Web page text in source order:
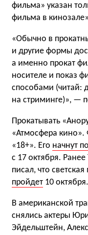
фильма» указан
фильма в
«Обычно в
и другие формы
а именно прокат
носителе и показ
способами (читай:
на стриминге)», —
Прокатывать
«Атмосфера кино».
«18+». Его начнут
с 17 октября.
писал, что
пройдет 10 октября.
В американской
снялись актеры
Эйдельштейн,